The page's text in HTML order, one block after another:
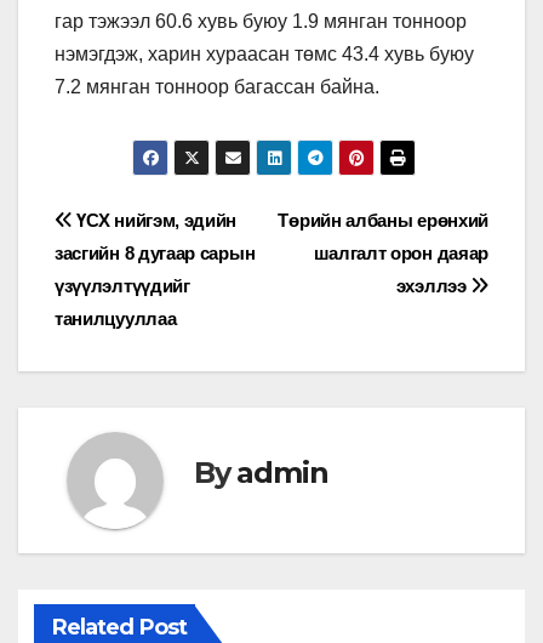
гар тэжээл 60.6 хувь буюу 1.9 мянган тонноор
нэмэгдэж, харин хураасан төмс 43.4 хувь буюу
7.2 мянган тонноор багассан байна.
Мэдээний
цэс
Төрийн албаны ерөнхий
шалгалт орон даяар
эхэллээ
ҮСХ нийгэм, эдийн
засгийн 8 дугаар сарын
үзүүлэлтүүдийг
танилцууллаа
Byadmin
Related Post